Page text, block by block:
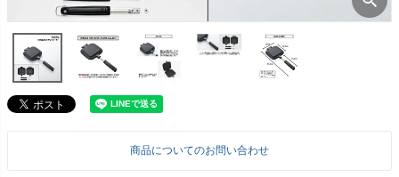
商品についてのお問い合わせ